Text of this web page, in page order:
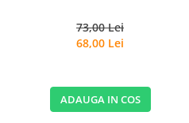
73,00 Lei
68,00 Lei
ADAUGA IN COS